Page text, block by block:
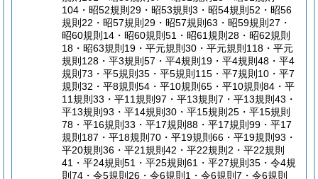
104・昭52規則29・昭53規則3・昭54規則52・昭56
規則22・昭57規則29・昭57規則63・昭59規則27・
昭60規則14・昭60規則51・昭61規則28・昭62規則
18・昭63規則19・平元規則30・平元規則118・平元
規則128・平3規則57・平4規則19・平4規則48・平4
規則73・平5規則35・平5規則115・平7規則10・平7
規則32・平8規則54・平10規則65・平10規則84・平
11規則33・平11規則97・平13規則7・平13規則43・
平13規則93・平14規則30・平15規則25・平15規則
78・平16規則33・平17規則88・平17規則99・平17
規則187・平18規則70・平19規則66・平19規則93・
平20規則36・平21規則42・平22規則2・平22規則
41・平24規則51・平25規則61・平27規則35・令4規
則74・令5規則26・令6規則1・令6規則7・令6規則